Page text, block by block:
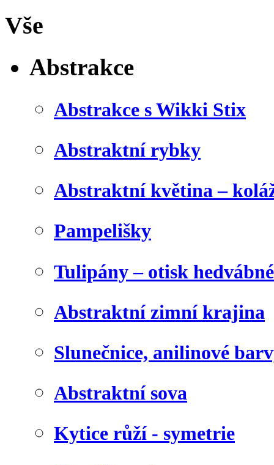
Vše
Abstrakce
Abstrakce s Wikki Stix
Abstraktní rybky
Abstraktní květina –
Pampelišky
Tulipány – otisk
Abstraktní zimní krajina
Slunečnice, anilinové
Abstraktní sova
Kytice růží - symetrie